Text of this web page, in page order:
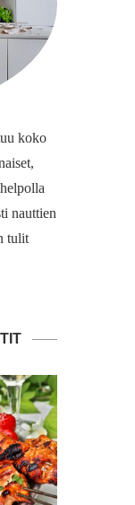
koko
nauttien
tulit